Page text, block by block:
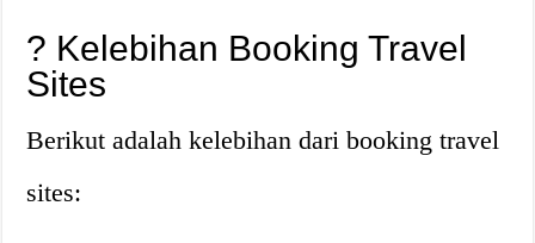
? Kelebihan Booking Travel
Sites
Berikut adalah kelebihan dari booking travel
sites: